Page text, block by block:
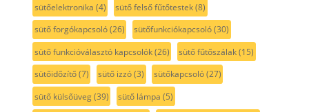
sütőelektronika (4) sütő felső fűtőtestek(8)
sütő forgókapcsoló(26) sütőfunkciókapcsoló(30)
sütő funkcióválasztó kapcsolók(26) sütő fűtőszálak(15)
sütőidőzítő(7) sütő izzó(3) sütőkapcsoló(27)
sütő külsőüveg(39) sütő lámpa (5)